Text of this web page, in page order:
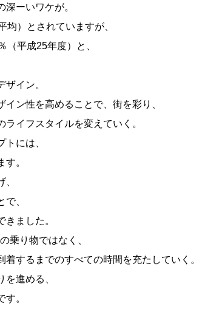
ーいワケが。
均）とされていますが、
（平成25年度）と、
イン。
ン性を高めることで、街を彩り、
イフスタイルを変えていく。
には、
。
、
ました。
乗り物ではなく、
するまでのすべての時間を充たしていく。
進める、
。